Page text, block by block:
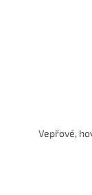
Vepřové,